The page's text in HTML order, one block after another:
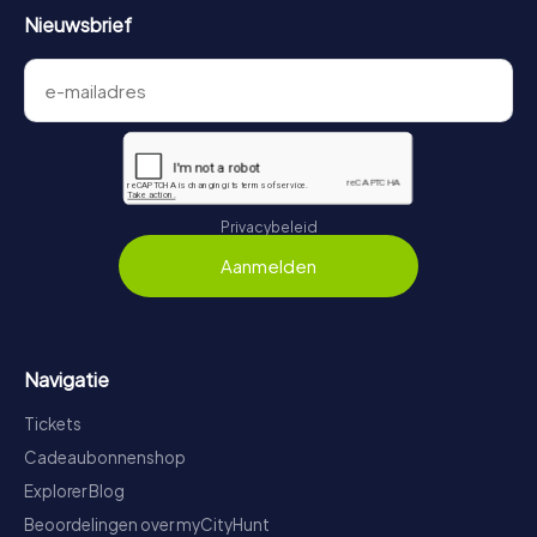
Nieuwsbrief
Privacybeleid
Aanmelden
Navigatie
Tickets
Cadeaubonnenshop
Explorer Blog
Beoordelingen over myCityHunt